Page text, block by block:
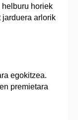
helburu horiek
jarduera arlorik
egokitzea.
premietara